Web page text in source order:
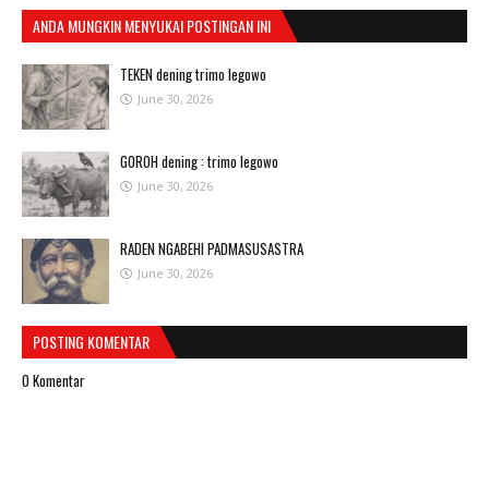
ANDA MUNGKIN MENYUKAI POSTINGAN INI
TEKEN dening trimo legowo
June 30, 2026
GOROH dening : trimo legowo
June 30, 2026
RADEN NGABEHI PADMASUSASTRA
June 30, 2026
POSTING KOMENTAR
0 Komentar